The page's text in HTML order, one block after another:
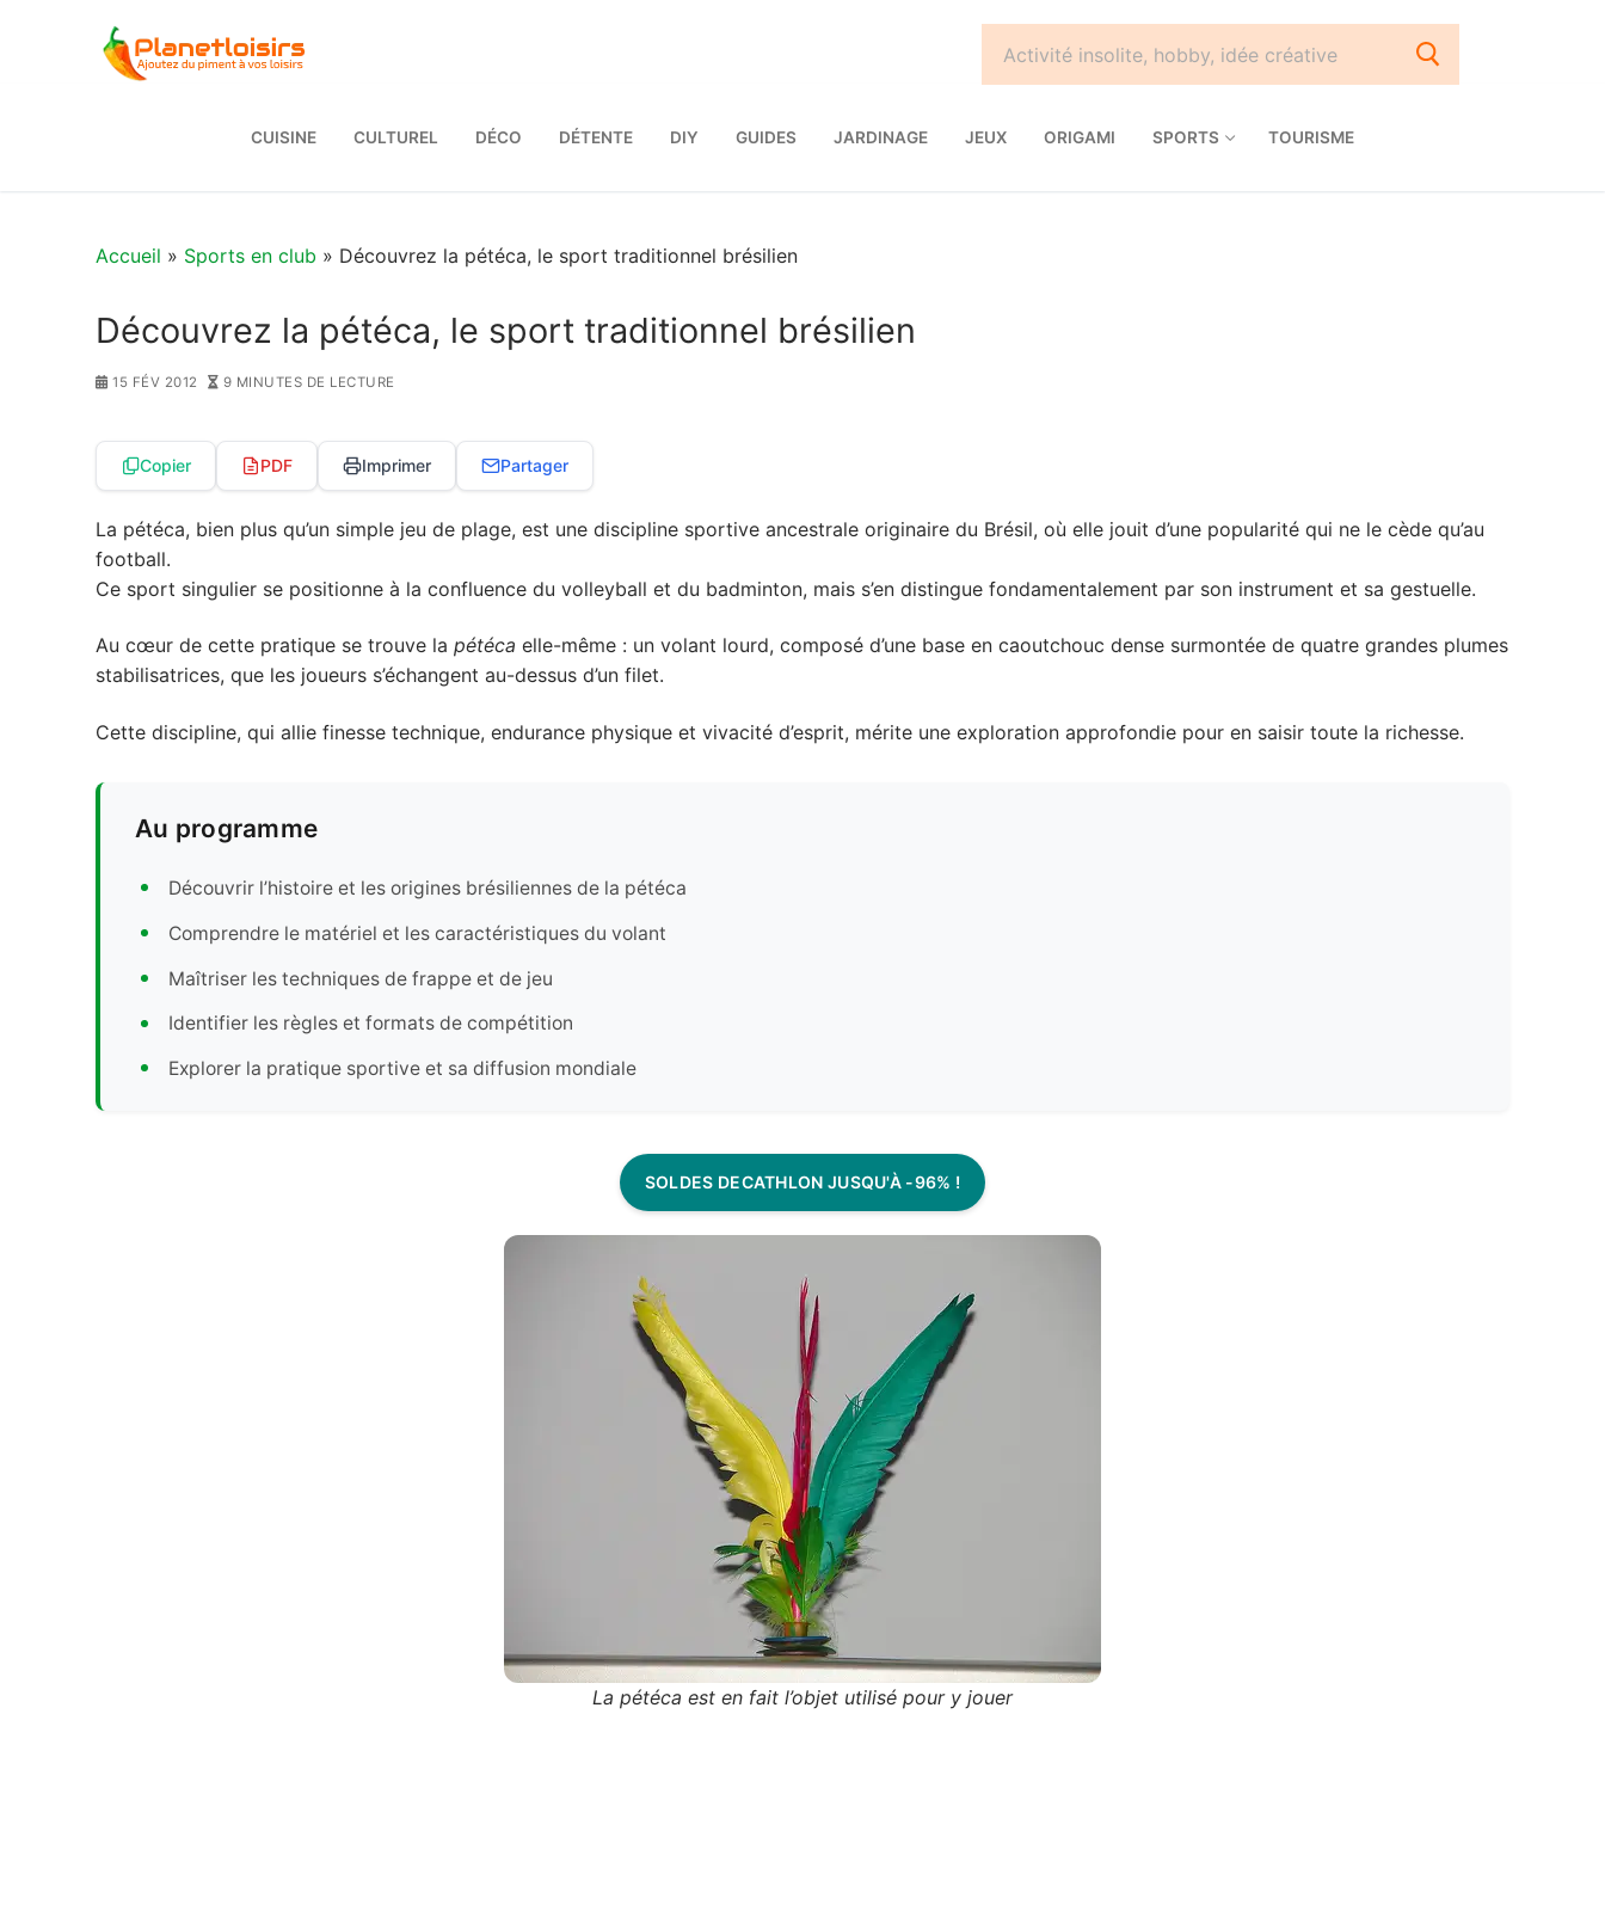
CUISINE CULTUREL DÉCO DÉTENTE DIY GUIDES JARDINAGE JEUX ORIGAMI SPORTS TOURISME
Accueil » Sports en club » Découvrez la pétéca, le sport traditionnel brésilien
Découvrez la pétéca, le sport traditionnel brésilien
15 FÉV 2012 9 MINUTES DE LECTURE
Copier PDF Imprimer Partager
La pétéca, bien plus qu’un simple jeu de plage, est une discipline sportive ancestrale originaire du Brésil, où elle jouit d’une popularité qui ne le cède qu’au
football.
Ce sport singulier se positionne à la confluence du volleyball et du badminton, mais s’en distingue fondamentalement par son instrument et sa gestuelle.
Au cœur de cette pratique se trouve la pétéca elle-même : un volant lourd, composé d’une base en caoutchouc dense surmontée de quatre grandes plumes
stabilisatrices, que les joueurs s’échangent au-dessus d’un filet.
Cette discipline, qui allie finesse technique, endurance physique et vivacité d’esprit, mérite une exploration approfondie pour en saisir toute la richesse.
Au programme
Découvrir l’histoire et les origines brésiliennes de la pétéca
Comprendre le matériel et les caractéristiques du volant
Maîtriser les techniques de frappe et de jeu
Identifier les règles et formats de compétition
Explorer la pratique sportive et sa diffusion mondiale
SOLDES DECATHLON JUSQU'À -96% !
La pétéca est en fait l’objet utilisé pour y jouer